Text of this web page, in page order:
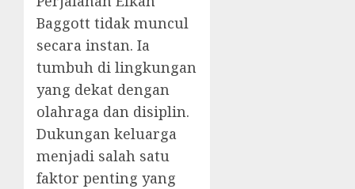
Baggott tidak muncul
secara instan. Ia
tumbuh di lingkungan
yang dekat dengan
olahraga dan disiplin.
Dukungan keluarga
menjadi salah satu
faktor penting yang